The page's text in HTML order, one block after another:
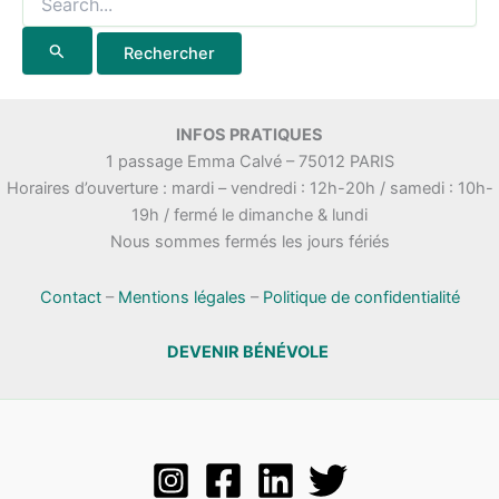
INFOS PRATIQUES
1 passage Emma Calvé – 75012 PARIS
Horaires d’ouverture : mardi – vendredi : 12h-20h / samedi : 10h-
19h / fermé le dimanche & lundi
Nous sommes fermés les jours fériés
Contact– Mentions légales – Politique de confidentialité
DEVENIR BÉNÉVOLE